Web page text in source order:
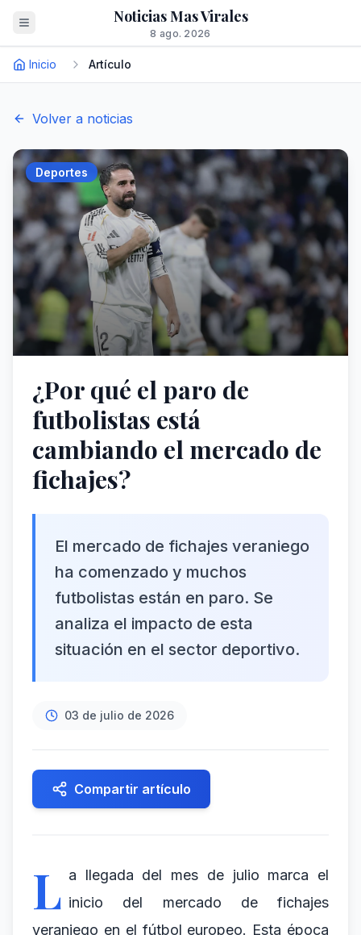
Noticias Mas Virales
8 ago. 2026
Inicio Artículo
Volver a noticias
Deportes
¿Por qué el paro de
futbolistas está
cambiando el mercado de
fichajes?
El mercado de fichajes veraniego
ha comenzado y muchos
futbolistas están en paro. Se
analiza el impacto de esta
situación en el sector deportivo.
03 de julio de 2026
Compartir artículo
L a llegada del mes de julio marca el
inicio del mercado de fichajes
veraniego en el fútbol europeo. Esta época